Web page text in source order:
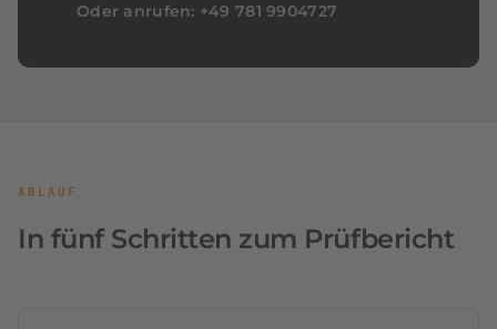
Oder anrufen: +49 781 9904727
ABLAUF
In fünf Schritten zum Prüfbericht